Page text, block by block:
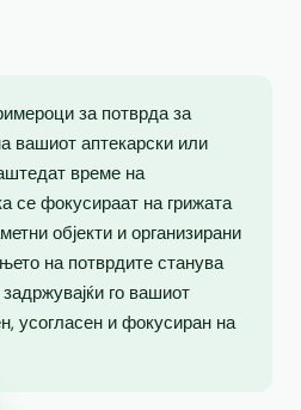
за потврда за
вашиот аптекарски или
време на
се фокусираат на грижата
објекти и организирани
на потврдите станува
го вашиот
усогласен и фокусиран на